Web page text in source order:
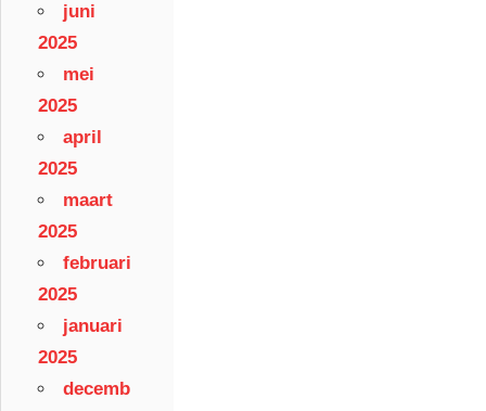
juni
2025
mei
2025
april
2025
maart
2025
februari
2025
januari
2025
decemb